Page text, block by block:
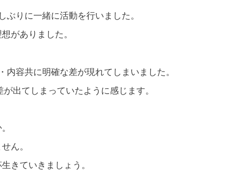
ぶりに一緒に活動を行いました。
がありました。
内容共に明確な差が現れてしまいました。
が出てしまっていたように感じます。
ん。
きていきましょう。